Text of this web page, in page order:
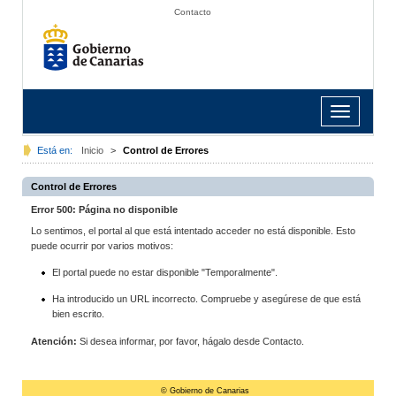
Contacto
Toggle
navigation
Está en: Inicio > Control de Errores
Control de Errores
Error 500: Página no disponible
Lo sentimos, el portal al que está intentado acceder no está disponible. Esto
puede ocurrir por varios motivos:
El portal puede no estar disponible "Temporalmente".
Ha introducido un URL incorrecto. Compruebe y asegúrese de que está
bien escrito.
Atención: Si desea informar, por favor, hágalo desde Contacto.
© Gobierno de Canarias